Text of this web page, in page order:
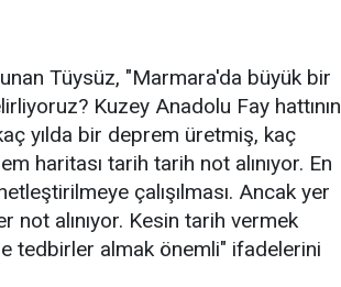
Tüysüz, "Marmara'da büyük bir
Kuzey Anadolu Fay hattının
yılda bir deprem üretmiş, kaç
haritası tarih tarih not alınıyor. En
çalışılması. Ancak yer
not alınıyor. Kesin tarih vermek
tedbirler almak önemli" ifadelerini